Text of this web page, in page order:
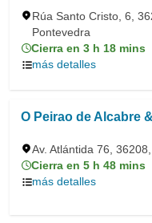
Rúa Santo Cristo, 6,
Pontevedra
Cierra en 3 h 18 mins
más detalles
O Peirao de Alcabre
Av. Atlántida 76,
Cierra en 5 h 48 mins
más detalles